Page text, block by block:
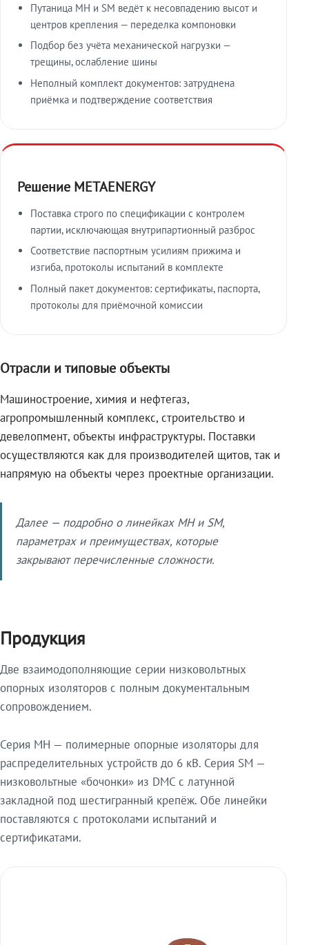
Путаница МН и SM ведёт к несовпадению высот и
центров крепления — переделка компоновки
Подбор без учёта механической нагрузки —
трещины, ослабление шины
Неполный комплект документов: затруднена
приёмка и подтверждение соответствия
Решение METAENERGY
Поставка строго по спецификации с контролем
партии, исключающая внутрипартионный разброс
Соответствие паспортным усилиям прижима и
изгиба, протоколы испытаний в комплекте
Полный пакет документов: сертификаты, паспорта,
протоколы для приёмочной комиссии
Отрасли и типовые объекты
Машиностроение, химия и нефтегаз,
агропромышленный комплекс, строительство и
девелопмент, объекты инфраструктуры. Поставки
осуществляются как для производителей щитов, так и
напрямую на объекты через проектные организации.
Далее — подробно о линейках МН и SM,
параметрах и преимуществах, которые
закрывают перечисленные сложности.
Продукция
Две взаимодополняющие серии низковольтных
опорных изоляторов с полным документальным
сопровождением.
Серия МН — полимерные опорные изоляторы для
распределительных устройств до 6 кВ. Серия SM —
низковольтные «бочонки» из DMC с латунной
закладной под шестигранный крепёж. Обе линейки
поставляются с протоколами испытаний и
сертификатами.